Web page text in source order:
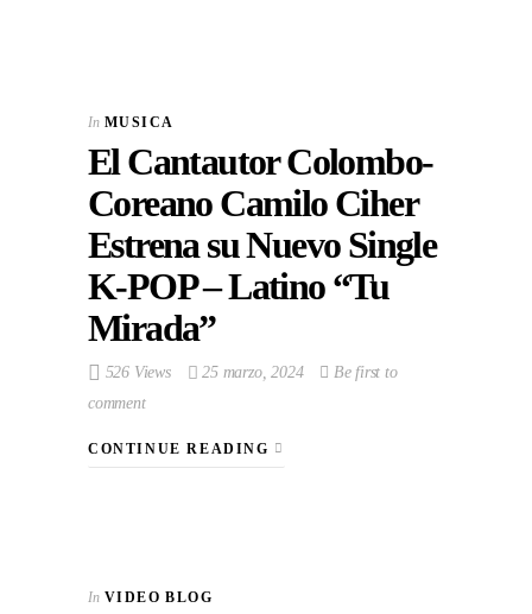
In MUSICA
El Cantautor Colombo-
Coreano Camilo Ciher
Estrena su Nuevo Single
K-POP – Latino “Tu
Mirada”
526 Views 25 marzo, 2024
Be first to
comment
CONTINUE READING
In VIDEO BLOG